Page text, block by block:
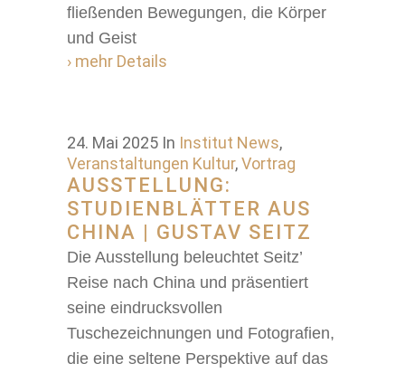
fließenden Bewegungen, die Körper
und Geist
› mehr Details
24. Mai 2025 In Institut News,
Veranstaltungen Kultur,Vortrag
AUSSTELLUNG:
STUDIENBLÄTTER AUS
CHINA | GUSTAV SEITZ
Die Ausstellung beleuchtet Seitz’
Reise nach China und präsentiert
seine eindrucksvollen
Tuschezeichnungen und Fotografien,
die eine seltene Perspektive auf das